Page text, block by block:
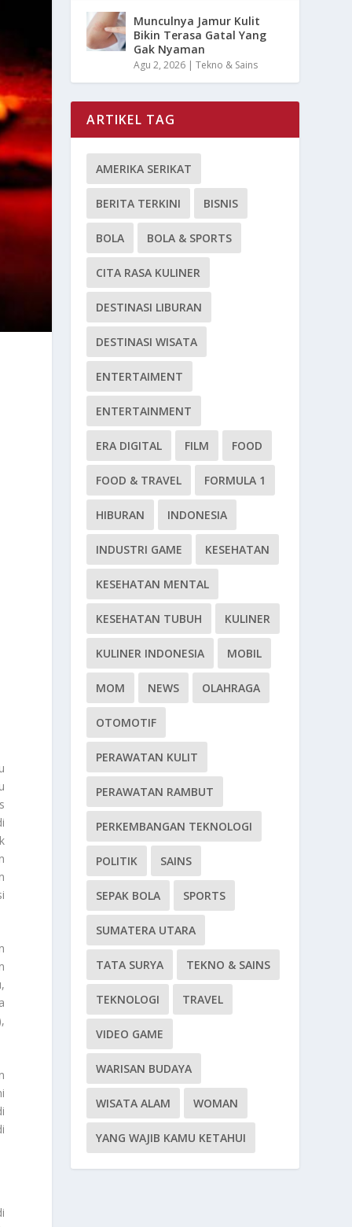
Munculnya Jamur Kulit
Bikin Terasa Gatal Yang
Gak Nyaman
Agu 2, 2026 |Tekno & Sains
ARTIKEL TAG
AMERIKA SERIKAT
BERITA TERKINI BISNIS
BOLA BOLA & SPORTS
CITA RASA KULINER
DESTINASI LIBURAN
DESTINASI WISATA
ENTERTAIMENT
ENTERTAINMENT
ERA DIGITAL FILM FOOD
FOOD & TRAVEL FORMULA 1
HIBURAN INDONESIA
INDUSTRI GAME KESEHATAN
KESEHATAN MENTAL
KESEHATAN TUBUH KULINER
KULINER INDONESIA MOBIL
MOM NEWS OLAHRAGA
OTOMOTIF
PERAWATAN KULIT
PERAWATAN RAMBUT
PERKEMBANGAN TEKNOLOGI
POLITIK SAINS
SEPAK BOLA SPORTS
SUMATERA UTARA
TATA SURYA TEKNO & SAINS
TEKNOLOGI TRAVEL
VIDEO GAME
WARISAN BUDAYA
WISATA ALAM WOMAN
YANG WAJIB KAMU KETAHUI